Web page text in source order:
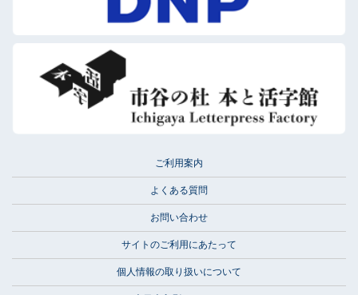
ご利用案内
よくある質問
お問い合わせ
サイトのご利用にあたって
個人情報の取り扱いについて